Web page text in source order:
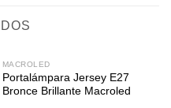
MACROLED
Portalámpara Jersey E27
Bronce Brillante Macroled